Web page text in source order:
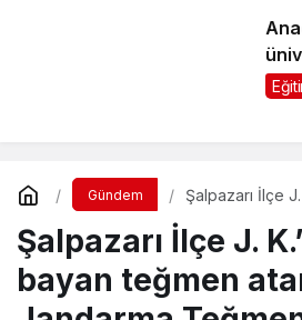
Gündem
Şalpazarı İlçe J.
Seher Serin
Şalpazarı İlçe J.
bayan teğmen